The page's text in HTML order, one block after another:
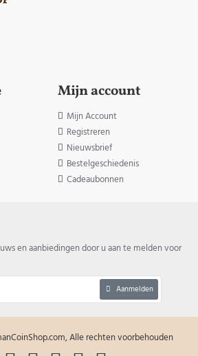
Mijn account
Mijn Account
Registreren
Nieuwsbrief
Bestelgeschiedenis
Cadeaubonnen
en aanbiedingen door u aan te melden voor
Aanmelden
Alle rechten voorbehouden